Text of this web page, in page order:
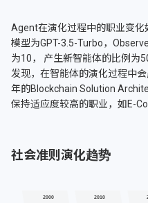
Agent在演化过程中的职业变化
模型为GPT-3.5-Turbo，
为10， 产生新智能体的比例为
发现，在智能体的演化过程中
年的Blockchain Solution
保持适应度较高的职业，如E-
社会准则演化趋势